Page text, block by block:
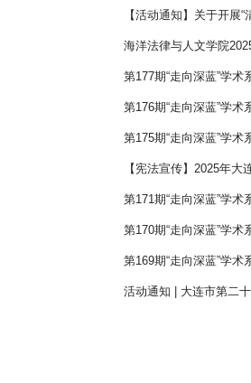
【活动通知】关于开展
海洋法律与人文学院
第177期“走向深蓝”学术
第176期“走向深蓝”学术
第175期“走向深蓝”学术
【宪法宣传】2025年
第171期“走向深蓝”学术
第170期“走向深蓝”学术
第169期“走向深蓝”学术
活动通知 | 大连市第二